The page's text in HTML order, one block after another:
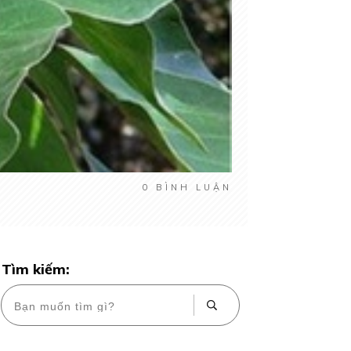
0 BÌNH LUẬN
Tìm kiếm: